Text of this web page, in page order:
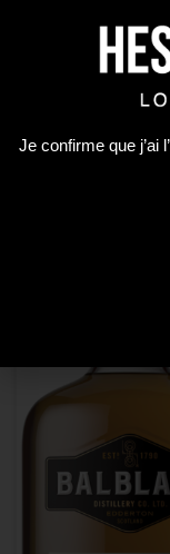
Je confirme que j’ai